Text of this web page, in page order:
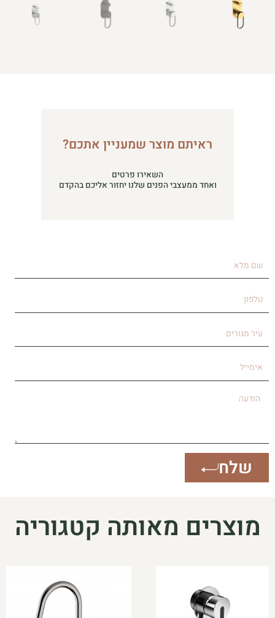
ראיתם מוצר שמעניין אתכם?
השאירו פרטים
ואחד ממעצבי הפנים שלנו יחזור אליכם בהקדם
טלפון
הודעה
שלח
מוצרים מאותה קטגוריה